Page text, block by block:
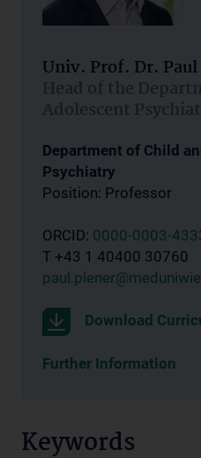
Univ. Prof. Dr.
Head of the
Adolescent
Department of Child
Psychiatry
Position: Professor
ORCID: 0000-0003-
T +43 1 40400 30760
Download
Further Information
Keywords